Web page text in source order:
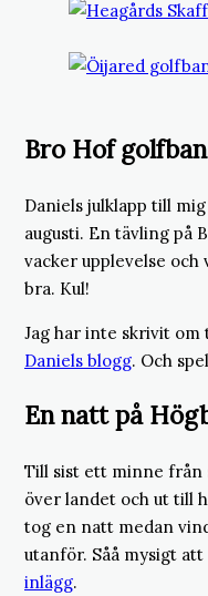
Bro Hof
Daniels julklapp till
augusti. En tävling på
vacker upplevelse och
bra. Kul!
Jag har inte skrivit om
Daniels blogg. Och
En natt på
Till sist ett minne från
över landet och ut till
tog en natt medan
utanför. Såå mysigt
inlägg.